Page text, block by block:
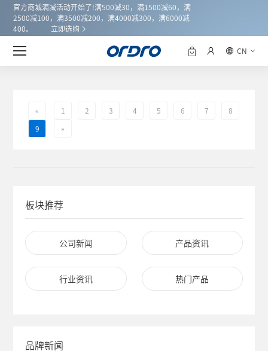
官方商城满减活动开始了!满500减30，满1500减60，满
2500减100，满3500减200，满4000减300，满6000减
400。
立即选购
CN
品牌新闻
« 1 2 3 4 5 6 7 8
9 »
板块推荐
公司新闻 产品资讯
行业资讯 热门产品
品牌新闻